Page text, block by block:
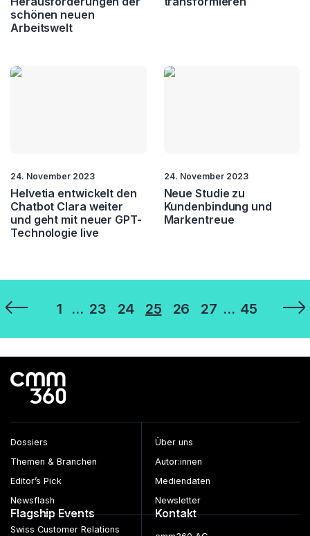
schönen neuen
Arbeitswelt
24. November 2023
Helvetia entwickelt den
Chatbot Clara weiter
und geht mit neuer GPT-
Technologie live
24. November 2023
Neue Studie zu
Kundenbindung und
Markentreue
Seitennummerierung
der
Beiträge
1 … 23 24 25 26 27 … 45
Dossiers
Themen & Branchen
Editor’s Pick
Newsflash
Über uns
Autor:innen
Mediendaten
Newsletter
Flagship Events
Swiss Customer Relations
Kontakt